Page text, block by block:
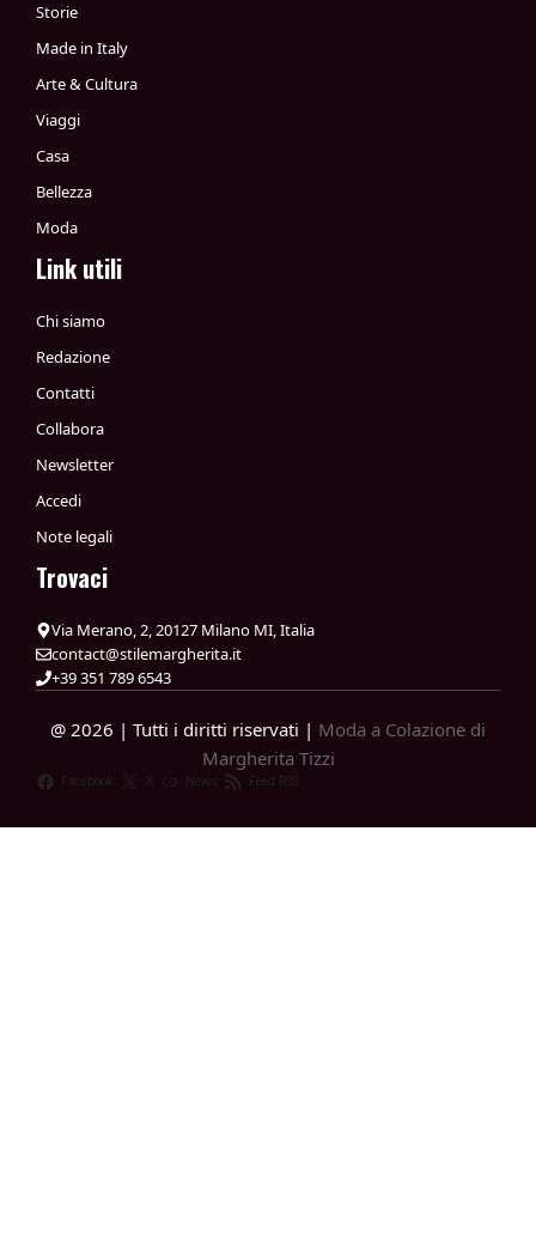
Storie
Made in Italy
Arte & Cultura
Viaggi
Casa
Bellezza
Moda
Link utili
Chi siamo
Redazione
Contatti
Collabora
Newsletter
Accedi
Note legali
Trovaci
Via Merano, 2, 20127 Milano MI, Italia
contact@stilemargherita.it
+39 351 789 6543
@ 2026 | Tutti i diritti riservati | Moda a Colazione di
Margherita Tizzi
Facebook X News Feed RSS